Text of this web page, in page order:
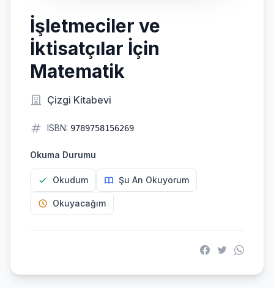
İşletmeciler ve
İktisatçılar İçin
Matematik
Çizgi Kitabevi
ISBN: 9789758156269
Okuma Durumu
Okudum Şu An Okuyorum
Okuyacağım